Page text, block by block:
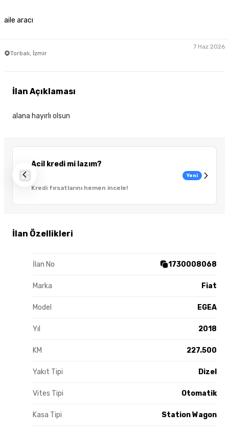
aile aracı
Torbalı, İzmir
7 Haz 2026
Acil kredi mi lazım?
Kredi fırsatlarını hemen incele!
Yeni
İlan Özellikleri
İlan No 1730008068
Marka Fiat
Model EGEA
Yıl 2018
KM 227.500
Yakıt Tipi Dizel
Vites Tipi Otomatik
Kasa Tipi Station Wagon
İlan Açıklaması
alana hayırlı olsun